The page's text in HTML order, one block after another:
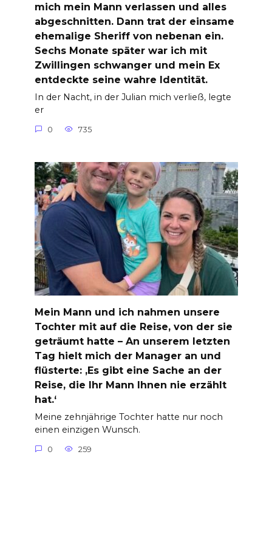
mich mein Mann verlassen und alles
abgeschnitten. Dann trat der einsame
ehemalige Sheriff von nebenan ein.
Sechs Monate später war ich mit
Zwillingen schwanger und mein Ex
entdeckte seine wahre Identität.
In der Nacht, in der Julian mich verließ, legte
er
0 735
Mein Mann und ich nahmen unsere
Tochter mit auf die Reise, von der sie
geträumt hatte – An unserem letzten
Tag hielt mich der Manager an und
flüsterte: ‚Es gibt eine Sache an der
Reise, die Ihr Mann Ihnen nie erzählt
hat.‘
Meine zehnjährige Tochter hatte nur noch
einen einzigen Wunsch.
0 259